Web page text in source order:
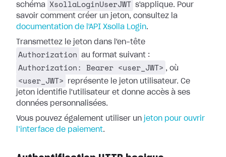
schéma
XsollaLoginUserJWT s'applique. Pour
savoir comment créer un jeton, consultez la
documentation de l'API Xsolla Login.
Transmettez le jeton dans l'en-tête
Authorization au format suivant :
Authorization: Bearer <user_JWT> , où
<user_JWT>
représente le jeton utilisateur. Ce
jeton identifie l'utilisateur et donne accès à ses
données personnalisées.
Vous pouvez également utiliser un jeton pour ouvrir
l’interface de paiement.